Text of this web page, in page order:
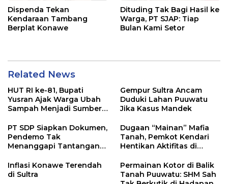
Dispenda Tekan
Kendaraan Tambang
Berplat Konawe
Dituding Tak Bagi Hasil ke
Warga, PT SJAP: Tiap
Bulan Kami Setor
Related News
HUT RI ke-81, Bupati
Yusran Ajak Warga Ubah
Sampah Menjadi Sumber
Gempur Sultra Ancam
Duduki Lahan Puuwatu
Jika Kasus Mandek
PT SDP Siapkan Dokumen,
Pendemo Tak
Menanggapi Tantangan
Dugaan “Mainan” Mafia
Tanah, Pemkot Kendari
Hentikan Aktifitas di
Inflasi Konawe Terendah
di Sultra
Permainan Kotor di Balik
Tanah Puuwatu: SHM Sah